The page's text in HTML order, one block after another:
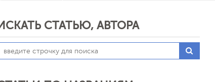
ИСКАТЬ СТАТЬЮ, АВТОРА